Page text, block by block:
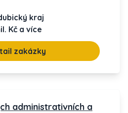
kraj
Kč a více
zakázky
administrativních a